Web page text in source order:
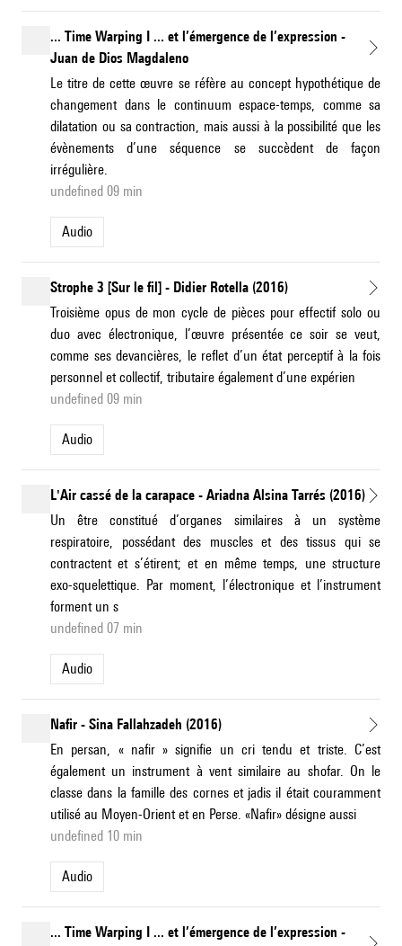
... Time Warping I ... et l’émergence de l’expression -
Juan de Dios Magdaleno
Le titre de cette œuvre se réfère au concept hypothétique de
changement dans le continuum espace-temps, comme sa
dilatation ou sa contraction, mais aussi à la possibilité que les
évènements d’une séquence se succèdent de façon
irrégulière.
undefined 09 min
Audio
Strophe 3 [Sur le fil] - Didier Rotella (2016)
Troisième opus de mon cycle de pièces pour effectif solo ou
duo avec électronique, l’œuvre présentée ce soir se veut,
comme ses devancières, le reflet d’un état perceptif à la fois
personnel et collectif, tributaire également d’une expérien
undefined 09 min
Audio
L'Air cassé de la carapace - Ariadna Alsina Tarrés (2016)
Un être constitué d’organes similaires à un système
respiratoire, possédant des muscles et des tissus qui se
contractent et s’étirent; et en même temps, une structure
exo-squelettique. Par moment, l’électronique et l’instrument
forment un s
undefined 07 min
Audio
Nafir - Sina Fallahzadeh (2016)
En persan, « nafir » signifie un cri tendu et triste. C’est
également un instrument à vent similaire au shofar. On le
classe dans la famille des cornes et jadis il était couramment
utilisé au Moyen-Orient et en Perse. «Nafir» désigne aussi
undefined 10 min
Audio
... Time Warping I ... et l’émergence de l’expression -